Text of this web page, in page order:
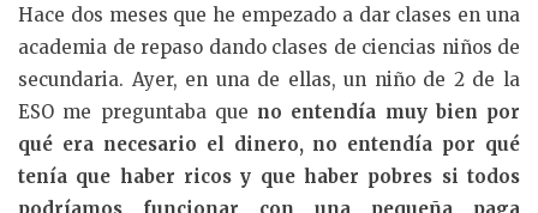
Hace dos meses que he empezado a dar clases en una
academia de repaso dando clases de ciencias niños de
secundaria. Ayer, en una de ellas, un niño de 2 de la
ESO me preguntaba que no entendía muy bien por
qué era necesario el dinero, no entendía por qué
tenía que haber ricos y que haber pobres si todos